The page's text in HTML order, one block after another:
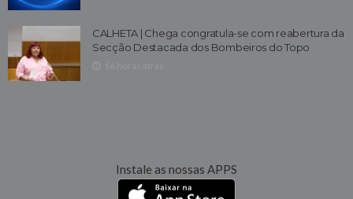
CALHETA | Chega congratula-se com reabertura da
Secção Destacada dos Bombeiros do Topo
Instale as nossas APPS